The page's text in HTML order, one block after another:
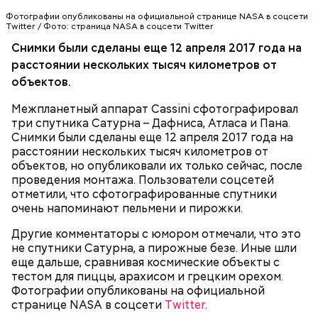
Фотографии опубликованы на официальной странице NASA в соцсети
Twitter / Фото: страница NASА в соцсети Twitter
Снимки были сделаны еще 12 апреля 2017 года на
расстоянии нескольких тысяч километров от
объектов.
Межпланетный аппарат Cassini сфотографировал
три спутника Сатурна – Дафниса, Атласа и Пана.
Снимки были сделаны еще 12 апреля 2017 года на
расстоянии нескольких тысяч километров от
объектов, но опубликовали их только сейчас, после
проведения монтажа. Пользователи соцсетей
отметили, что сфотографированные спутники
очень напоминают пельмени и пирожки.
Другие комментаторы с юмором отмечали, что это
не спутники Сатурна, а пирожные безе. Иные шли
еще дальше, сравнивая космические объекты с
тестом для пиццы, арахисом и грецким орехом.
Фотографии опубликованы на официальной
странице NASA в соцсети Twitter.
This montage from our@CassiniSaturn
spacecraft shows three of Saturn's small ring
moons: Atlas, Daphnis and Pan:
https://t.co/6jVMn1JbQY
pic.twitter.com/VOY93mQ0Of
— NASA (@NASA)29 июня 2017 г.
КОСМОС
МЕЖДУ ТЕМ
Компьютер научился предсказывать смерть людей